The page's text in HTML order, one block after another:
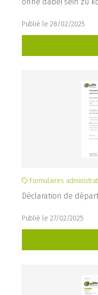
Publié le 28/02/2025
Formulaires
Déclaration de
Publié le 27/02/2025